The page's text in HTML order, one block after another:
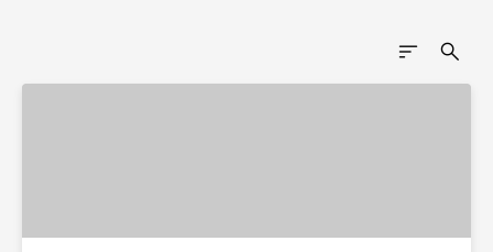
search
sort